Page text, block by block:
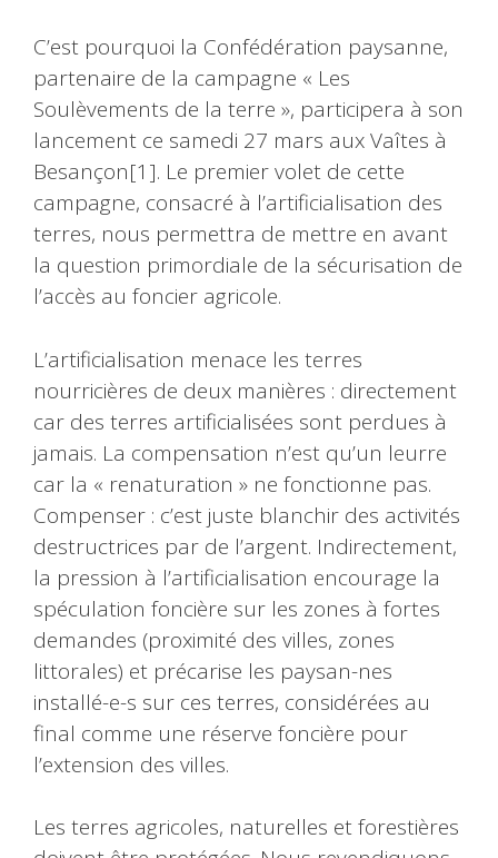
C’est pourquoi la Confédération paysanne,
partenaire de la campagne « Les
Soulèvements de la terre », participera à son
lancement ce samedi 27 mars aux Vaîtes à
Besançon[1]. Le premier volet de cette
campagne, consacré à l’artificialisation des
terres, nous permettra de mettre en avant
la question primordiale de la sécurisation de
l’accès au foncier agricole.
L’artificialisation menace les terres
nourricières de deux manières : directement
car des terres artificialisées sont perdues à
jamais. La compensation n’est qu’un leurre
car la « renaturation » ne fonctionne pas.
Compenser : c’est juste blanchir des activités
destructrices par de l’argent. Indirectement,
la pression à l’artificialisation encourage la
spéculation foncière sur les zones à fortes
demandes (proximité des villes, zones
littorales) et précarise les paysan-nes
installé-e-s sur ces terres, considérées au
final comme une réserve foncière pour
l’extension des villes.
Les terres agricoles, naturelles et forestières